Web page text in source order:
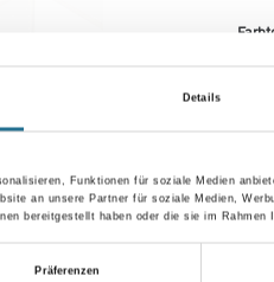
Details
Funktionen für soziale Medien
an unsere Partner für soziale Medien,
bereitgestellt haben oder die sie im Rahmen
Präferenzen